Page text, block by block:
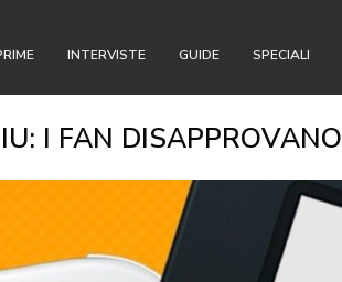
INTERVISTE GUIDE SPECIALI
I FAN DISAPPROVANO